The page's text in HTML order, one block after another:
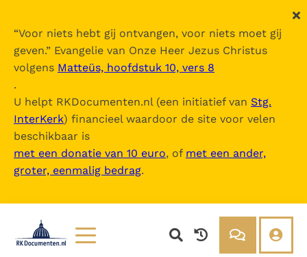
“Voor niets hebt gij ontvangen, voor niets moet gij
geven.” Evangelie van Onze Heer Jezus Christus
volgens Matteüs, hoofdstuk 10, vers 8
.
U helpt RKDocumenten.nl (een initiatief van Stg.
InterKerk) financieel waardoor de site voor velen
beschikbaar is
met een donatie van 10 euro, of met een ander,
groter, eenmalig bedrag.
Nova Vulgata
Inhoudsopgave
uitklappen
- Vetus Testamentum
- Liber Exodus
- Liber Numeri
- Liber Deuteronomii